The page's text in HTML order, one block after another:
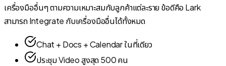
เครื่องมืออื่นๆ ตามความเหมาะสมกับลูกค้าแต่ละราย ข้อดีคือ Lark
สามารถ Integrate กับเครื่องมืออื่นได้ทั้งหมด
Chat + Docs + Calendar ในที่เดียว
ประชุม Video สูงสุด 500 คน